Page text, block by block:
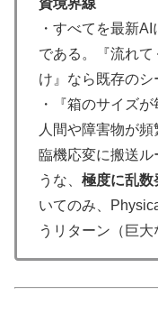
資境界線
・すべてを最新
である。『流れ
け』なら既存のシ
・『箱のサイズ
人間や障害物が頻
臨機応変に搬送
うな、 極度に乱数
いてのみ、
うリターン（巨大